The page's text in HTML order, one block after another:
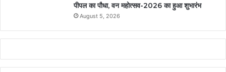
पीपल का पौधा, वन महोत्सव-2026 का हुआ शुभारंभ
August 5, 2026